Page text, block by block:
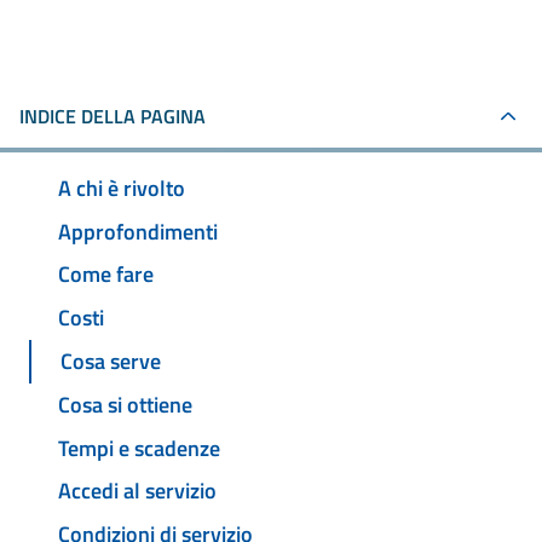
INDICE DELLA PAGINA
A chi è rivolto
Approfondimenti
Come fare
Costi
Cosa serve
Cosa si ottiene
Tempi e scadenze
Accedi al servizio
Condizioni di servizio